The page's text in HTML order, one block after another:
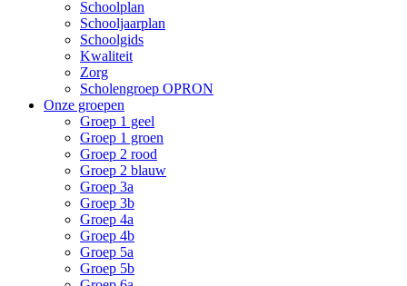
Schoolplan
Schooljaarplan
Schoolgids
Kwaliteit
Zorg
Scholengroep OPRON
Onze groepen
Groep 1 geel
Groep 1 groen
Groep 2 rood
Groep 2 blauw
Groep 3a
Groep 3b
Groep 4a
Groep 4b
Groep 5a
Groep 5b